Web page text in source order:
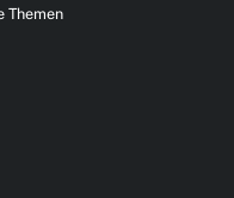
Themen